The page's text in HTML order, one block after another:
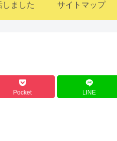
ました サイトマップ
Pocket LINE